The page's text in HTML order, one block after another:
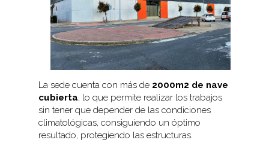
La sede cuenta con más de 2000m2 de nave
cubierta, lo que permite realizar los trabajos
sin tener que depender de las condiciones
climatológicas, consiguiendo un óptimo
resultado, protegiendo las estructuras.